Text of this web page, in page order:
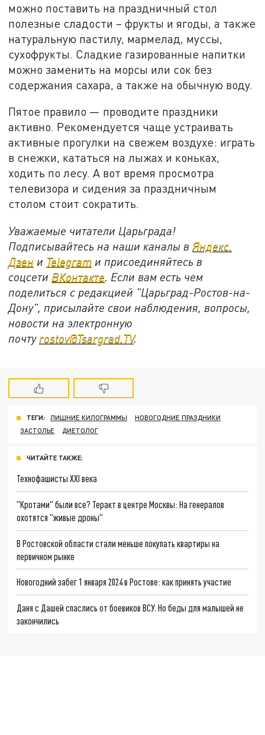
можно поставить на праздничный стол
полезные сладости – фрукты и ягоды, а также
натуральную пастилу, мармелад, муссы,
сухофрукты. Сладкие газированные напитки
можно заменить на морсы или сок без
содержания сахара, а также на обычную воду.
Пятое правило — проводите праздники
активно. Рекомендуется чаще устраивать
активные прогулки на свежем воздухе: играть
в снежки, кататься на лыжах и коньках,
ходить по лесу. А вот время просмотра
телевизора и сидения за праздничным
столом стоит сократить.
Уважаемые читатели Царьграда!
Подписывайтесь на наши каналы вЯндекс.
Дзен и Telegram и присоединяйтесь в
соцсети ВКонтакте. Если вам есть чем
поделиться с редакцией "Царьград-Ростов-на-
Дону", присылайте свои наблюдения, вопросы,
новости на электронную
почту rostov@Tsargrad.ТV.
ТЕГИ: ЛИШНИЕ КИЛОГРАММЫ
НОВОГОДНИЕ ПРАЗДНИКИ
ЗАСТОЛЬЕ
ДИЕТОЛОГ
ЧИТАЙТЕ ТАКЖЕ:
Технофашисты XXI века
"Кротами" были все? Теракт в центре Москвы: На генералов
охотятся "живые дроны"
В Ростовской области стали меньше покупать квартиры на
первичном рынке
Новогодний забег 1 января 2024 в Ростове: как принять участие
Даня с Дашей спаслись от боевиков ВСУ. Но беды для малышей не
закончились